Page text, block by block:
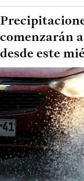
comenzarán
desde este